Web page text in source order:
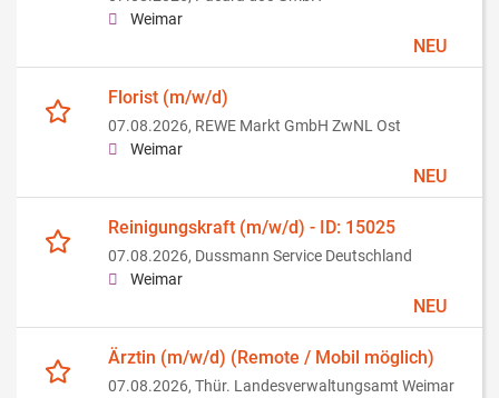
Weimar
NEU
Florist (m/w/d)
07.08.2026, REWE Markt GmbH ZwNL Ost
Weimar
NEU
Reinigungskraft (m/w/d) - ID: 15025
07.08.2026, Dussmann Service Deutschland
Weimar
NEU
Ärztin (m/w/d) (Remote / Mobil möglich)
07.08.2026, Thür. Landesverwaltungsamt Weimar